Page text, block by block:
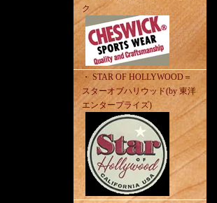
ク
・ STAR OF HOLLYWOOD＝
スターオブハリウッド(by 東洋
エンタープライズ)